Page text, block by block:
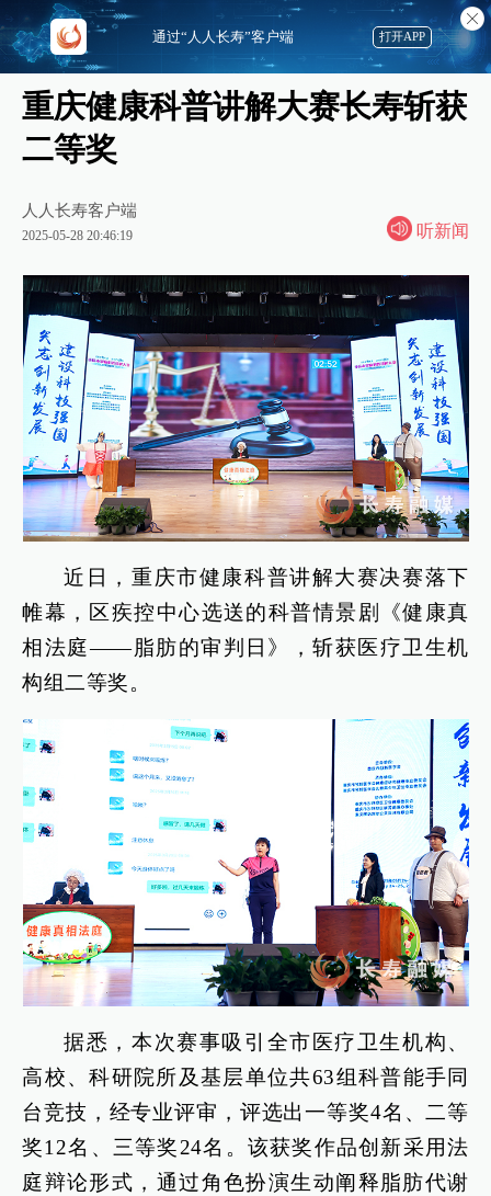
重庆健康科普讲解大赛长寿斩获
二等奖
人人长寿客户端
2025-05-28 20:46:19 听新闻
近日，重庆市健康科普讲解大赛决赛落下
帷幕，区疾控中心选送的科普情景剧《健康真
相法庭——脂肪的审判日》，斩获医疗卫生机
构组二等奖。
据悉，本次赛事吸引全市医疗卫生机构、
高校、科研院所及基层单位共63组科普能手同
台竞技，经专业评审，评选出一等奖4名、二等
奖12名、三等奖24名。该获奖作品创新采用法
庭辩论形式，通过角色扮演生动阐释脂肪代谢
通过“人人长寿”客户端 打开APP